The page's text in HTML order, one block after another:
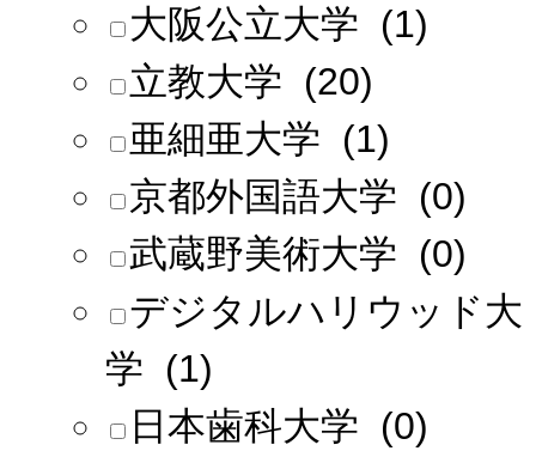
大阪公立大学 (1)
立教大学 (20)
亜細亜大学 (1)
京都外国語大学 (0)
武蔵野美術大学 (0)
デジタルハリウッド大
学 (1)
日本歯科大学 (0)